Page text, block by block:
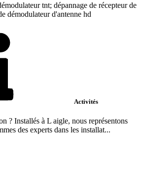
tnt; dépannage de récepteur de
démodulateur d'antenne hd
Activités
? Installés à L aigle, nous représentons
des experts dans les installat...